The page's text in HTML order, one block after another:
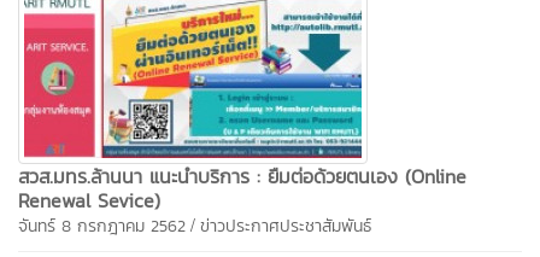
สวส.มทร.ล้านนา แนะนำบริการ : ยืมต่อด้วยตนเอง (Online
Renewal Sevice)
จันทร์ 8 กรกฎาคม 2562 / ข่าวประกาศประชาสัมพันธ์